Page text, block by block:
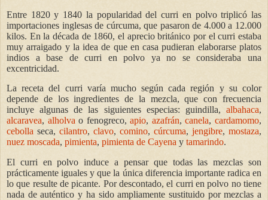
Entre 1820 y 1840 la popularidad del curri en polvo triplicó las
importaciones inglesas de cúrcuma, que pasaron de 4.000 a 12.000
kilos. En la década de 1860, el aprecio británico por el curri estaba
muy arraigado y la idea de que en casa pudieran elaborarse platos
indios a base de curri en polvo ya no se consideraba una
excentricidad.
La receta del curri varía mucho según cada región y su color
depende de los ingredientes de la mezcla, que con frecuencia
incluye algunas de las siguientes especias: guindilla, albahaca,
alcaravea, alholvao fenogreco,apio, azafrán,canela,cardamomo,
cebolla seca, cilantro, clavo, comino, cúrcuma, jengibre, mostaza,
nuez moscada, pimienta, pimienta de Cayena y tamarindo.
El curri en polvo induce a pensar que todas las mezclas son
prácticamente iguales y que la única diferencia importante radica en
lo que resulte de picante. Por descontado, el curri en polvo no tiene
nada de auténtico y ha sido ampliamente sustituido por mezclas a